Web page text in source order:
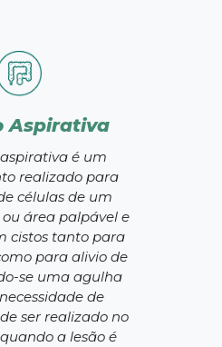
Aspirativa
é um
realizado para
células de um
área palpável e
cistos tanto para
para alivio de
se uma agulha
de
ser realizado no
a lesão é